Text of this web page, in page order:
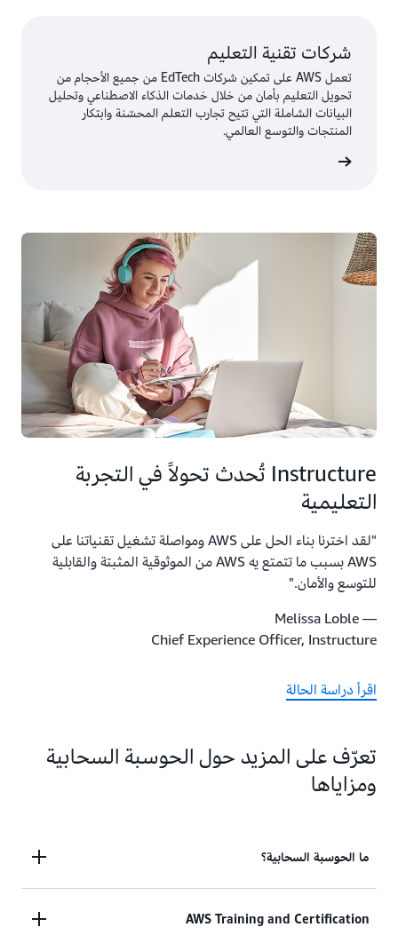
شركات تقنية التعليم
تعمل AWS على تمكين شركات EdTech من جميع الأحجام من
تحويل التعليم بأمان من خلال خدمات الذكاء الاصطناعي وتحليل
البيانات الشاملة التي تتيح تجارب التعلم المحسّنة وابتكار
المنتجات والتوسع العالمي.
Instructure تُحدث تحولاً في التجربة
التعليمية
"لقد اخترنا بناء الحل على AWS ومواصلة تشغيل تقنياتنا على
AWS بسبب ما تتمتع يه AWS من الموثوقية المثبتة والقابلية
للتوسع والأمان."
— Melissa Loble
Chief Experience Officer, Instructure
اقرأ دراسة الحالة
تعرّف على المزيد حول الحوسبة السحابية
ومزاياها
ما الحوسبة السحابية؟
تعمل الحوسبة السحابية على تمكين مؤسسات القطاع
AWS Training and Certification